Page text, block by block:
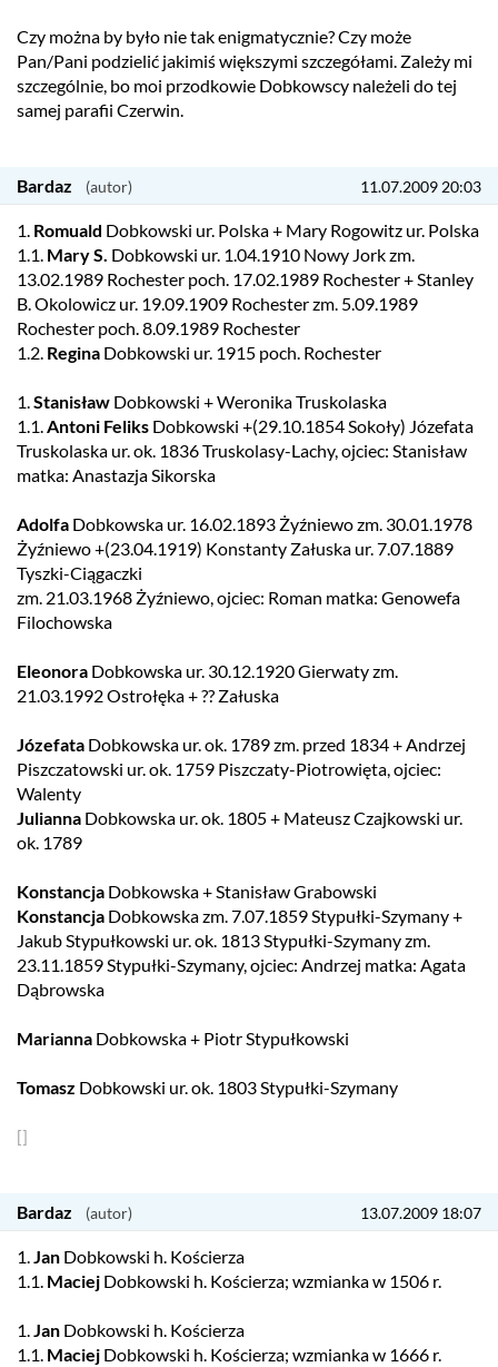
Czy można by było nie tak enigmatycznie? Czy może
Pan/Pani podzielić jakimiś większymi szczegółami. Zależy mi
szczególnie, bo moi przodkowie Dobkowscy należeli do tej
samej parafii Czerwin.
Bardaz 11.07.2009 20:03
1. Romuald Dobkowski ur. Polska + Mary Rogowitz ur. Polska
1.1. Mary S. Dobkowski ur. 1.04.1910 Nowy Jork zm.
13.02.1989 Rochester poch. 17.02.1989 Rochester + Stanley
B. Okolowicz ur. 19.09.1909 Rochester zm. 5.09.1989
Rochester poch. 8.09.1989 Rochester
1.2. Regina Dobkowski ur. 1915 poch. Rochester
1.Stanisław Dobkowski + Weronika Truskolaska
1.1.Antoni Feliks Dobkowski +(29.10.1854 Sokoły) Józefata
Truskolaska ur. ok. 1836 Truskolasy-Lachy, ojciec: Stanisław
matka: Anastazja Sikorska
Adolfa Dobkowska ur. 16.02.1893 Żyźniewo zm. 30.01.1978
Żyźniewo +(23.04.1919) Konstanty Załuska ur. 7.07.1889
Tyszki-Ciągaczki
zm. 21.03.1968 Żyźniewo, ojciec: Roman matka: Genowefa
Filochowska
Eleonora Dobkowska ur. 30.12.1920 Gierwaty zm.
21.03.1992 Ostrołęka + ?? Załuska
Józefata Dobkowska ur. ok. 1789 zm. przed 1834 + Andrzej
Piszczatowski ur. ok. 1759 Piszczaty-Piotrowięta, ojciec:
Walenty
Julianna Dobkowska ur. ok. 1805 + Mateusz Czajkowski ur.
ok. 1789
Konstancja Dobkowska + Stanisław Grabowski
Konstancja Dobkowska zm. 7.07.1859 Stypułki-Szymany +
Jakub Stypułkowski ur. ok. 1813 Stypułki-Szymany zm.
23.11.1859 Stypułki-Szymany, ojciec: Andrzej matka: Agata
Dąbrowska
Marianna Dobkowska + Piotr Stypułkowski
Tomasz Dobkowski ur. ok. 1803 Stypułki-Szymany
[]
Bardaz 13.07.2009 18:07
1.Jan Dobkowski h. Kościerza
1.1. Maciej Dobkowski h. Kościerza; wzmianka w 1506 r.
1.Jan Dobkowski h. Kościerza
1.1. Maciej Dobkowski h. Kościerza; wzmianka w 1666 r.